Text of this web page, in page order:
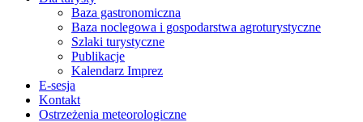
Baza gastronomiczna
Baza noclegowa i gospodarstwa agroturystyczne
Szlaki turystyczne
Publikacje
Kalendarz Imprez
E-sesja
Kontakt
Ostrzeżenia meteorologiczne